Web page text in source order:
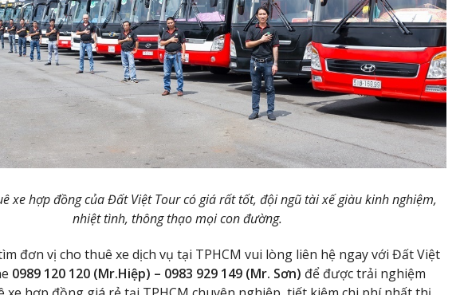
xe hợp đồng của Đất Việt Tour có giá rất tốt, đội ngũ tài xế giàu kinh nghiệm,
nhiệt tình, thông thạo mọi con đường.
đơn vị cho thuê xe dịch vụ tại TPHCM vui lòng liên hệ ngay với Đất Việt
0989 120 120 (Mr.Hiệp) – 0983 929 149 (Mr. Sơn) để được trải nghiệm